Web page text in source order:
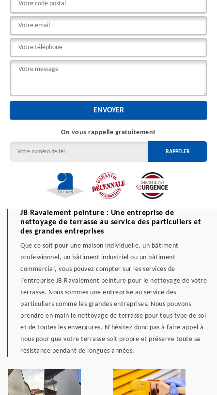
On vous rappelle gratuitement
JB Ravalement peinture : Une entreprise de
nettoyage de terrasse au service des particuliers et
des grandes entreprises
Que ce soit pour une maison individuelle, un bâtiment
professionnel, un bâtiment industriel ou un bâtiment
commercial, vous pouvez compter sur les services de
l’entreprise JB Ravalement peinture pour le nettoyage de votre
terrasse. Nous sommes une entreprise au service des
particuliers comme les grandes entreprises. Nous pouvons
prendre en main le nettoyage de terrasse pour tous type de sol
et de toutes les envergures. N’hésitez donc pas à faire appel à
nous pour que votre terrasse soit propre et préserve toute sa
résistance pendant de longues années.